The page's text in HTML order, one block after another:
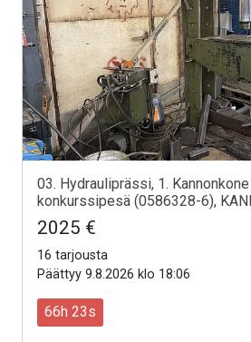
03. Hydrauliprässi, 1. Kannonkone
konkurssipesä (0586328-6),
2025 €
16 tarjousta
Päättyy 9.8.2026 klo 18:06
66h 21s